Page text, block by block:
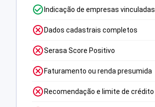
Indicação de empresas vinculadas
Dados cadastrais completos
Serasa Score Positivo
Faturamento ou renda presumida
Recomendação e limite de crédito